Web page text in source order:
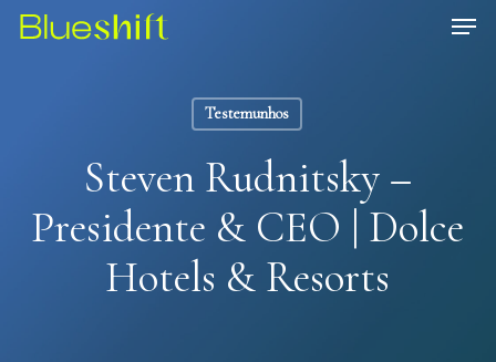
Skip
Menu
Testemunhos
Steven Rudnitsky –
Presidente & CEO | Dolce
Hotels & Resorts